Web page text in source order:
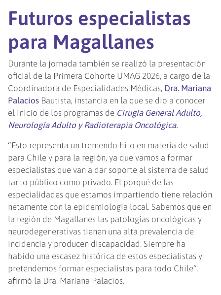
Futuros especialistas
para Magallanes
Durante la jornada también se realizó la presentación
oficial de la Primera Cohorte UMAG 2026, a cargo de la
Coordinadora de Especialidades Médicas, Dra. Mariana
Palacios Bautista, instancia en la que se dio a conocer
el inicio de los programas de Cirugía General Adulto,
Neurología Adulto y Radioterapia Oncológica.
“Esto representa un tremendo hito en materia de salud
para Chile y para la región, ya que vamos a formar
especialistas que van a dar soporte al sistema de salud
tanto público como privado. El porqué de las
especialidades que estamos impartiendo tiene relación
netamente con la epidemiología local. Sabemos que en
la región de Magallanes las patologías oncológicas y
neurodegenerativas tienen una alta prevalencia de
incidencia y producen discapacidad. Siempre ha
habido una escasez histórica de estos especialistas y
pretendemos formar especialistas para todo Chile”,
afirmó la Dra. Mariana Palacios.